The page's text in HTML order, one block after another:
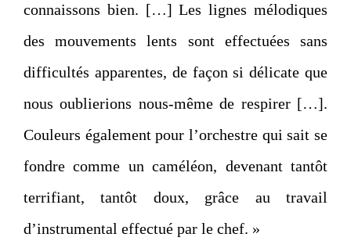
connaissons bien. […] Les lignes mélodiques
des mouvements lents sont effectuées sans
difficultés apparentes, de façon si délicate que
nous oublierions nous-même de respirer […].
Couleurs également pour l’orchestre qui sait se
fondre comme un caméléon, devenant tantôt
terrifiant, tantôt doux, grâce au travail
d’instrumental effectué par le chef. »